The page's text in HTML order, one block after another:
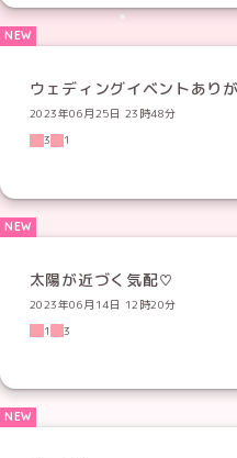
ウェディングイベントあり
2023年06月25日 23時48分
3
1
太陽が近づく気配♡
2023年06月14日 12時20分
1
3